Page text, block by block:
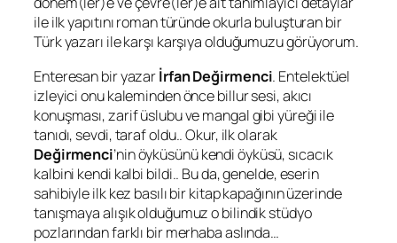
ile ilk yapıtını roman türünde okurla buluşturan bir
Türk yazarı ile karşı karşıya olduğumuzu görüyorum.
Enteresan bir yazarİrfan Değirmenci. Entelektüel
izleyici onu kaleminden önce billur sesi, akıcı
konuşması, zarif üslubu ve mangal gibi yüreği ile
tanıdı, sevdi, taraf oldu.. Okur, ilk olarak
Değirmenci’nin öyküsünü kendi öyküsü, sıcacık
kalbini kendi kalbi bildi.. Bu da, genelde, eserin
sahibiyle ilk kez basılı bir kitap kapağının üzerinde
tanışmaya alışık olduğumuz o bilindik stüdyo
pozlarından farklı bir merhaba aslında…